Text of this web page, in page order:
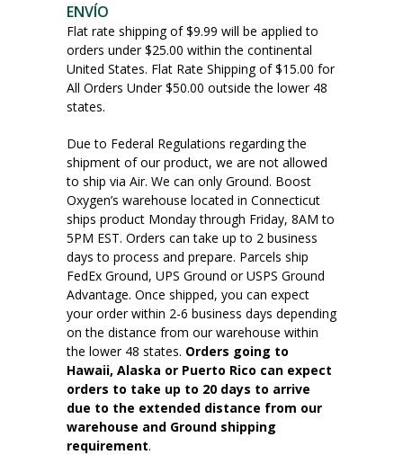
ENVÍO
Flat rate shipping of $9.99 will be applied to
orders under $25.00 within the continental
United States. Flat Rate Shipping of $15.00 for
All Orders Under $50.00 outside the lower 48
states.
Due to Federal Regulations regarding the
shipment of our product, we are not allowed
to ship via Air. We can only Ground. Boost
Oxygen’s warehouse located in Connecticut
ships product Monday through Friday, 8AM to
5PM EST. Orders can take up to 2 business
days to process and prepare. Parcels ship
FedEx Ground, UPS Ground or USPS Ground
Advantage. Once shipped, you can expect
your order within 2-6 business days depending
on the distance from our warehouse within
the lower 48 states. Orders going to
Hawaii, Alaska or Puerto Rico can expect
orders to take up to 20 days to arrive
due to the extended distance from our
warehouse and Ground shipping
requirement.